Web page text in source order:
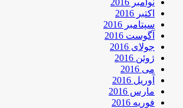
اکتبر 2016
سپتامبر 2016
آگوست 2016
جولای 2016
ژوئن 2016
می 2016
آوریل 2016
مارس 2016
فوریه 2016